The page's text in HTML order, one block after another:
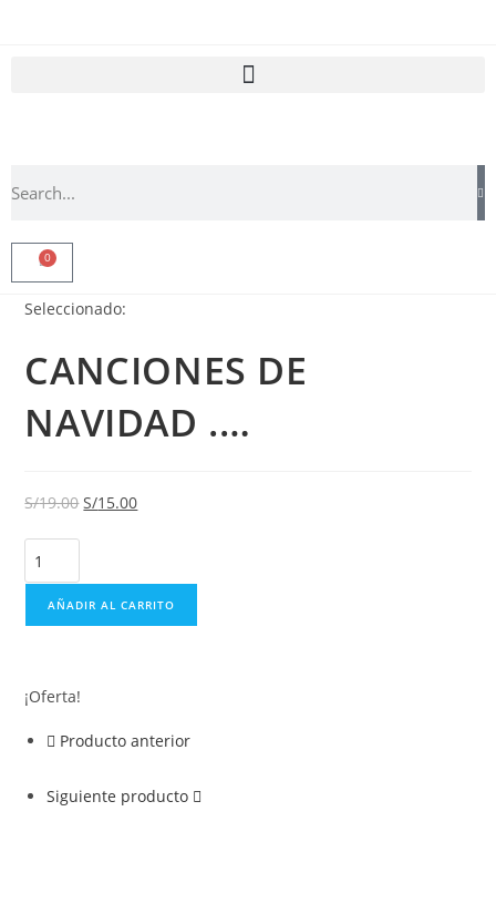
0
Seleccionado:
CANCIONES DE
NAVIDAD .…
S/19.00 S/15.00
AÑADIR AL CARRITO
¡Oferta!
Producto anterior
Siguiente producto